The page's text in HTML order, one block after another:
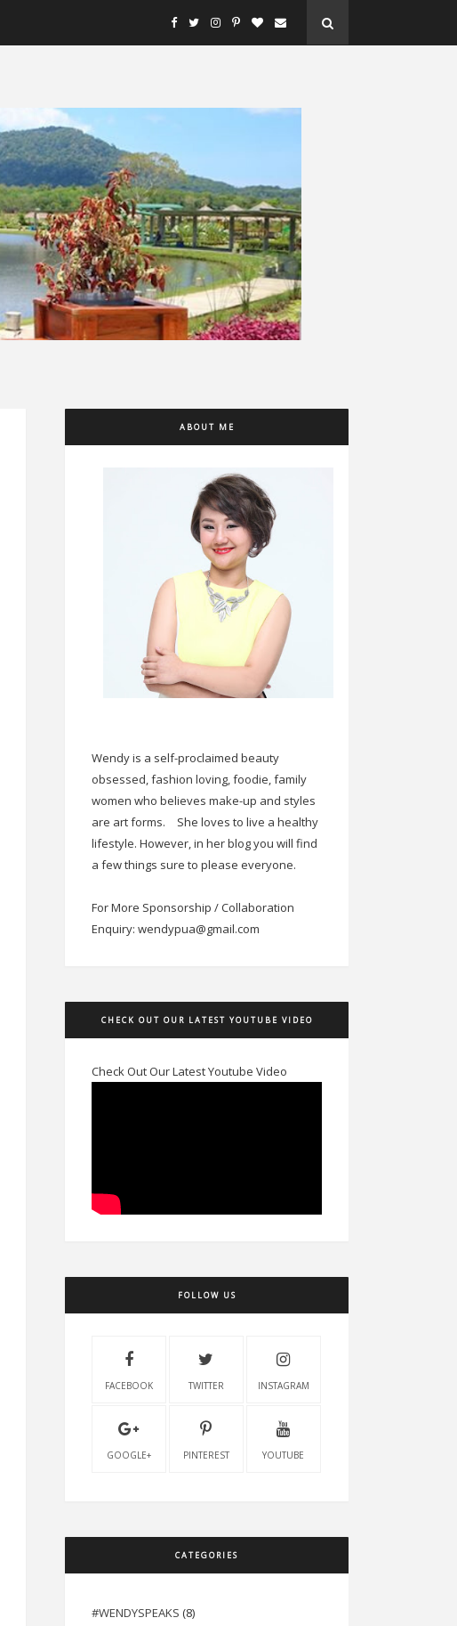
ABOUT ME
Wendy is a self-proclaimed beauty
obsessed, fashion loving, foodie, family
women who believes make-up and styles
are art forms.
She loves to live a healthy
lifestyle. However, in her blog you will find
a few things sure to please everyone.
For More Sponsorship / Collaboration
Enquiry: wendypua@gmail.com
CHECK OUT OUR LATEST YOUTUBE VIDEO
Check Out Our Latest Youtube Video
FOLLOW US
FACEBOOK TWITTER INSTAGRAM
GOOGLE+ PINTEREST YOUTUBE
CATEGORIES
#WENDYSPEAKS (8)